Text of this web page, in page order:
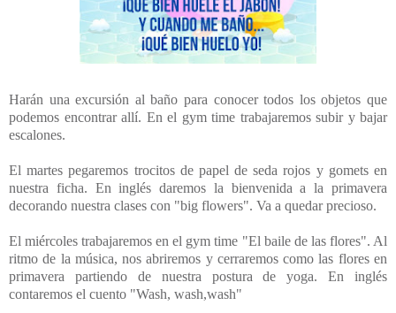
Harán una excursión al baño para conocer todos los objetos que
podemos encontrar allí. En el gym time trabajaremos subir y bajar
escalones.
El martes pegaremos trocitos de papel de seda rojos y gomets en
nuestra ficha. En inglés daremos la bienvenida a la primavera
decorando nuestra clases con "big flowers". Va a quedar precioso.
El miércoles trabajaremos en el gym time "El baile de las flores". Al
ritmo de la música, nos abriremos y cerraremos como las flores en
primavera partiendo de nuestra postura de yoga. En inglés
contaremos el cuento "Wash, wash,wash"